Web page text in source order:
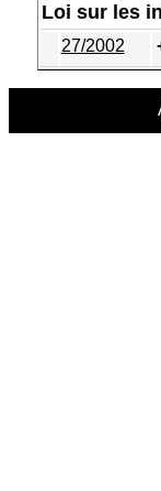
Loi sur les
27/2002